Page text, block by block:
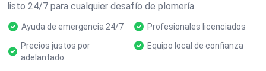
listo 24/7 para cualquier desafío de plomería.
Ayuda de emergencia 24/7
Profesionales licenciados
Precios justos por
adelantado
Equipo local de confianza